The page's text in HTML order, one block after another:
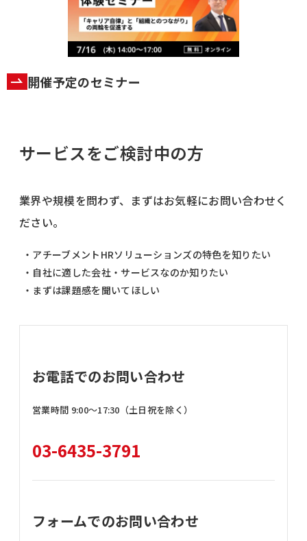
開催予定のセミナー
サービスをご検討中の方
業界や規模を問わず、まずはお気軽にお問い合わせく
ださい。
・アチーブメントHRソリューションズの特色を知りたい
・自社に適した会社・サービスなのか知りたい
・まずは課題感を聞いてほしい
お電話でのお問い合わせ
営業時間 9:00〜17:30（土日祝を除く）
03-6435-3791
フォームでのお問い合わせ